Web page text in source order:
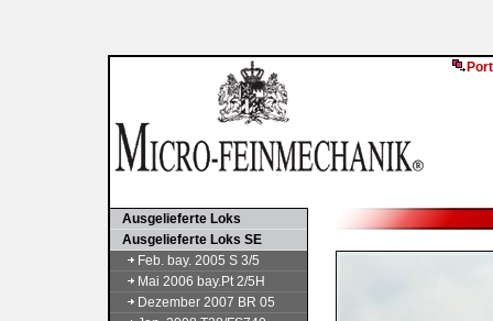
Ausgelieferte Loks
Ausgelieferte Loks SE
Feb. bay. 2005 S 3/5
Mai 2006 bay.Pt 2/5H
Dezember 2007 BR 05